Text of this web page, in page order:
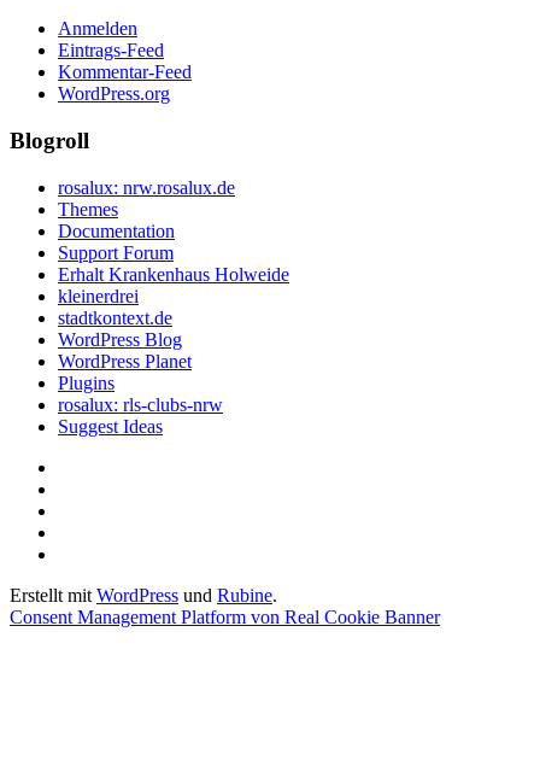
Anmelden
Eintrags-Feed
Kommentar-Feed
WordPress.org
Blogroll
rosalux: nrw.rosalux.de
Themes
Documentation
Support Forum
Erhalt Krankenhaus Holweide
kleinerdrei
stadtkontext.de
WordPress Blog
WordPress Planet
Plugins
rosalux: rls-clubs-nrw
Suggest Ideas
Einstellungen
Erstellt mit WordPress und Rubine.
Consent Management Platform von Real Cookie Banner